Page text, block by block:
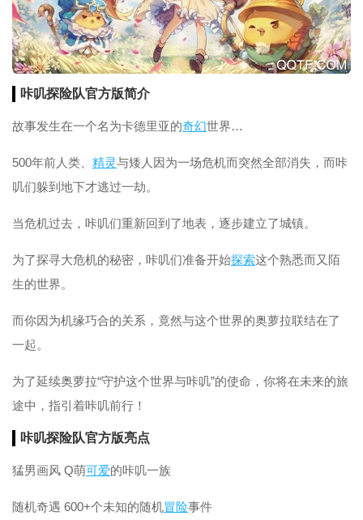
咔叽探险队官方版简介
故事发生在一个名为卡德里亚的奇幻世界…
500年前人类、 精灵与矮人因为一场危机而突然全部消失，而咔
叽们躲到地下才逃过一劫。
当危机过去，咔叽们重新回到了地表，逐步建立了城镇。
为了探寻大危机的秘密，咔叽们准备开始探索这个熟悉而又陌
生的世界。
而你因为机缘巧合的关系，竟然与这个世界的奥萝拉联结在了
一起。
为了延续奥萝拉“守护这个世界与咔叽”的使命，你将在未来的旅
途中，指引着咔叽前行！
咔叽探险队官方版亮点
猛男画风 Q萌可爱的咔叽一族
随机奇遇 600+个未知的随机冒险事件